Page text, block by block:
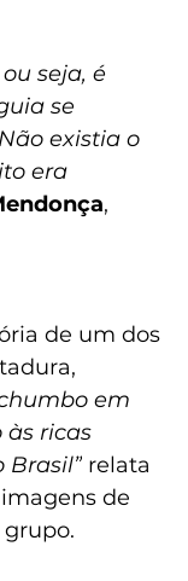
seja, é
se
existia o
era
,
de um dos
em
às ricas
Brasil” relata
de